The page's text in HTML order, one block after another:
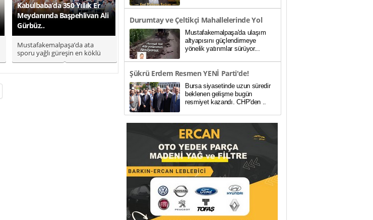
Durumtay ve Çeltikçi Mahallelerinde Yol
Seferberliği Başladı..
Mustafakemalpaşa'da ulaşım
altyapısını güçlendirmeye
yönelik yatırımlar sürüyor...
Şükrü Erdem Resmen YENİ Parti'de!
Bursa'da 6 Belediye Başkan..
Bursa siyasetinde uzun süredir
beklenen gelişme bugün
resmiyet kazandı. CHP'den ..
Kabulbaba’da 350 Yıllık Er
Meydanında Başpehlivan Ali
Gürbüz..
Mustafakemalpaşa’da ata
sporu yağlı güreşin en köklü
organizasyonlarından biri olan